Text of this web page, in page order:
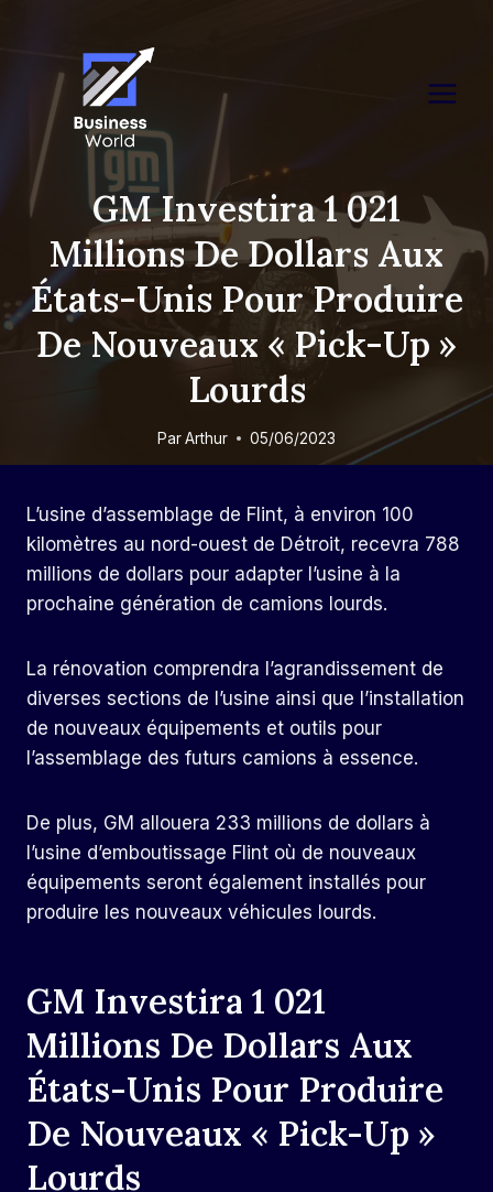
content
GM Investira 1 021
Millions De Dollars Aux
États-Unis Pour Produire
De Nouveaux « Pick-Up »
Lourds
ParArthur 05/06/2023
L’usine d’assemblage de Flint, à environ 100
kilomètres au nord-ouest de Détroit, recevra 788
millions de dollars pour adapter l’usine à la
prochaine génération de camions lourds.
La rénovation comprendra l’agrandissement de
diverses sections de l’usine ainsi que l’installation
de nouveaux équipements et outils pour
l’assemblage des futurs camions à essence.
De plus, GM allouera 233 millions de dollars à
l’usine d’emboutissage Flint où de nouveaux
équipements seront également installés pour
produire les nouveaux véhicules lourds.
GM Investira 1 021
Millions De Dollars Aux
États-Unis Pour Produire
De Nouveaux « Pick-Up »
Lourds